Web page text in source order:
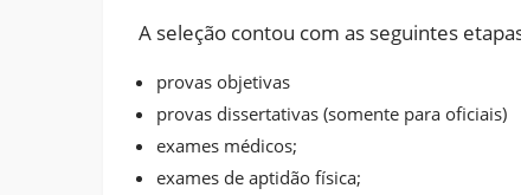
A seleção contou com as seguintes
provas objetivas
provas dissertativas (somente para oficiais)
exames médicos;
exames de aptidão física;